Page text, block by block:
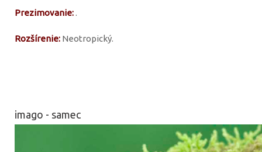
Prezimovanie:.
Rozšírenie: Neotropický.
imago - samec